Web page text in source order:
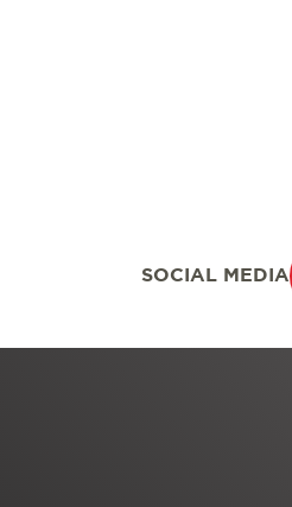
SOCIAL MEDIA